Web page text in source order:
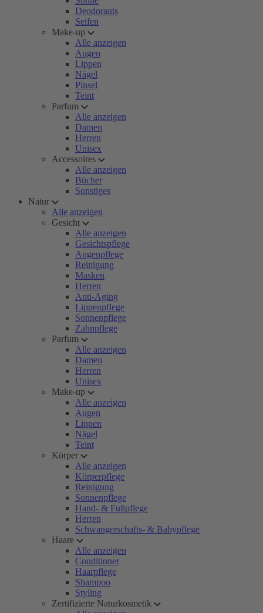
Deodorants
Seifen
Make-up
Alle anzeigen
Augen
Lippen
Nägel
Pinsel
Teint
Parfum
Alle anzeigen
Damen
Herren
Unisex
Accessoires
Alle anzeigen
Bücher
Sonstiges
Natur
Alle anzeigen
Gesicht
Alle anzeigen
Gesichtspflege
Augenpflege
Reinigung
Masken
Herren
Anti-Aging
Lippenpflege
Sonnenpflege
Zahnpflege
Parfum
Alle anzeigen
Damen
Herren
Unisex
Make-up
Alle anzeigen
Augen
Lippen
Nägel
Teint
Körper
Alle anzeigen
Körperpflege
Reinigung
Sonnenpflege
Hand- & Fußpflege
Herren
Schwangerschafts- & Babypflege
Haare
Alle anzeigen
Conditioner
Haarpflege
Shampoo
Styling
Zertifizierte Naturkosmetik